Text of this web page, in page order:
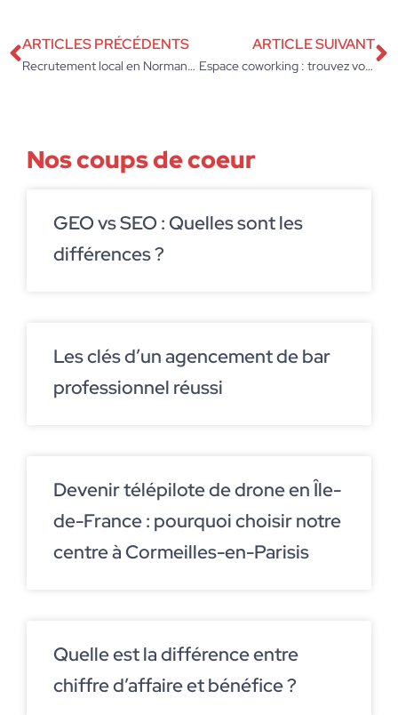
ARTICLES PRÉCÉDENTS
Recrutement local en Normandie : quel impact pour l’économie ?
ARTICLE SUIVANT
Espace coworking : trouvez votre bureau idéal avec B’Coworker
Nos coups de coeur
GEO vs SEO : Quelles sont les
différences ?
Les clés d’un agencement de bar
professionnel réussi
Devenir télépilote de drone en Île-
de-France : pourquoi choisir notre
centre à Cormeilles-en-Parisis
Quelle est la différence entre
chiffre d’affaire et bénéfice ?